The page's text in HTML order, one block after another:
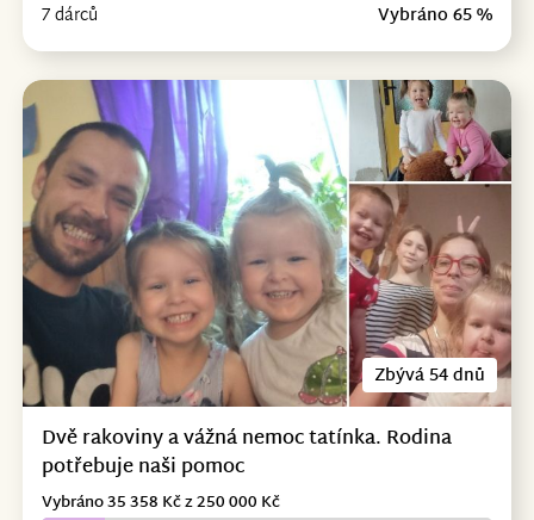
7 dárců Vybráno 65 %
Zbývá 54 dnů
Dvě rakoviny a vážná nemoc tatínka. Rodina
potřebuje naši pomoc
Vybráno 35 358 Kč z 250 000 Kč